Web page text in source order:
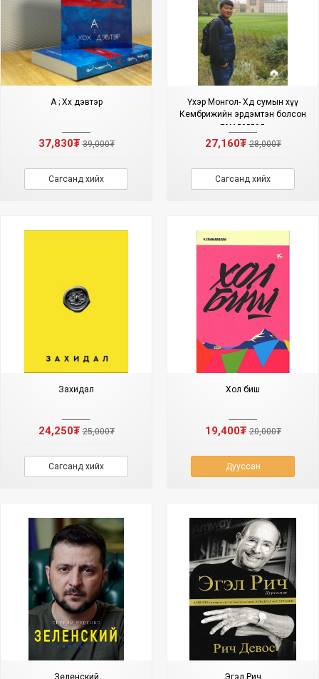
А ; Хөх дэвтэр
37,830₮39,000₮
Сагсанд хийх
Үхэр Монгол- Хөдөө сумын хүү
Кембрижийн эрдэмтэн болсон
тэмдэглэл
27,160₮28,000₮
Сагсанд хийх
Захидал
24,250₮25,000₮
Сагсанд хийх
Хол биш
19,400₮20,000₮
Дууссан
Зеленский Эгэл Рич